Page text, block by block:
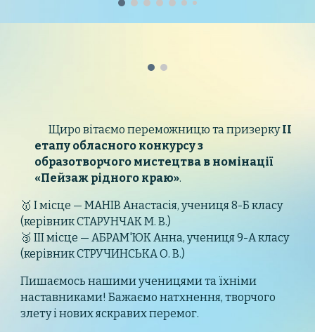
Щиро вітаємо переможницю та призеркуІІ
етапу обласного конкурсу з
образотворчого мистецтва в номінації
«Пейзаж рідного краю».
🥇 І місце — МАНІВ Анастасія, учениця 8-Б класу
(керівник СТАРУНЧАК М. В.)
🥉 ІІІ місце — АБРАМ'ЮК Анна, учениця 9-А класу
(керівник СТРУЧИНСЬКА О. В.)
Пишаємось нашими ученицями та їхніми
наставниками! Бажаємо натхнення, творчого
злету і нових яскравих перемог.